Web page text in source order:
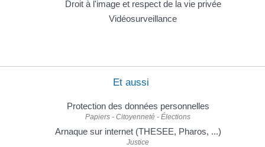
Droit à l'image et respect de la vie privée
Vidéosurveillance
Et aussi
Protection des données personnelles
Papiers - Citoyenneté - Élections
Arnaque sur internet (THESEE, Pharos, ...)
Justice